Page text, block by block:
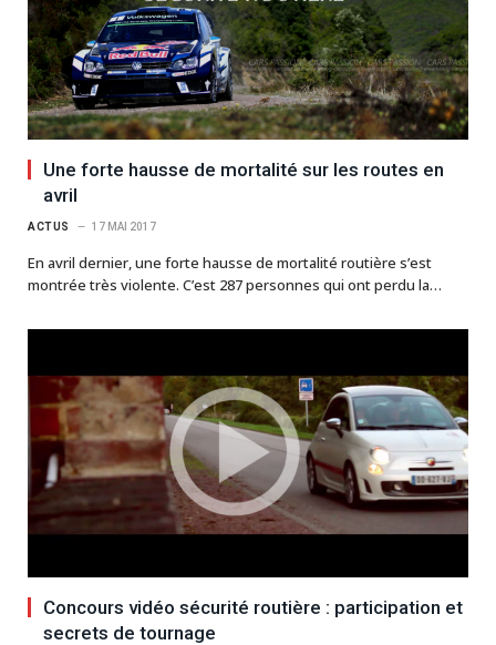
Une forte hausse de mortalité sur les routes en
avril
ACTUS 17 MAI 2017
En avril dernier, une forte hausse de mortalité routière s’est
montrée très violente. C’est 287 personnes qui ont perdu la…
Concours vidéo sécurité routière : participation et
secrets de tournage